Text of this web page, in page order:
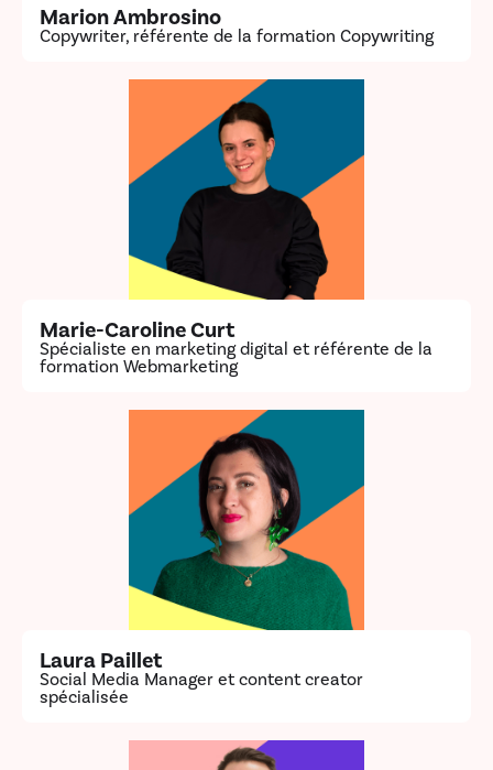
Marion Ambrosino
Copywriter, référente de la formation Copywriting
Marie-Caroline Curt
Spécialiste en marketing digital et référente de la
formation Webmarketing
Laura Paillet
Social Media Manager et content creator
spécialisée